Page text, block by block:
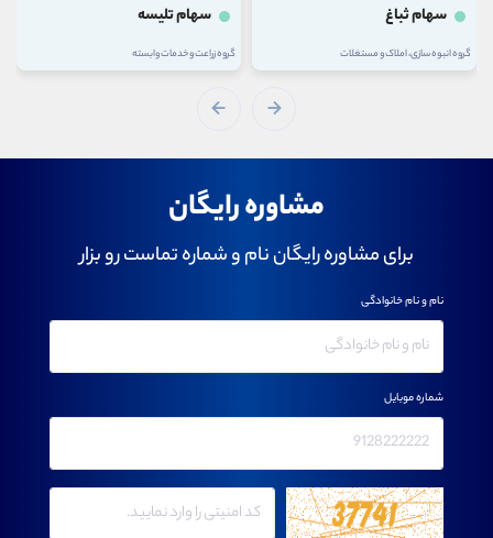
سهام ثباغ
گروه انبوه سازی، املاک و مستغلات
سهام تلیسه
گروه زراعت و خدمات وابسته
مشاوره رایگان
برای مشاوره رایگان نام و شماره تماست رو بزار
نام و نام خانوادگی
شماره موبایل